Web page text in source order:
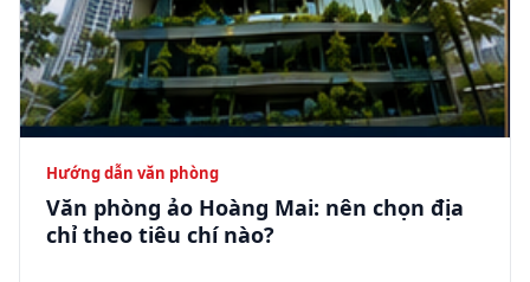
Hướng dẫn văn phòng
Văn phòng ảo Hoàng Mai: nên chọn địa
chỉ theo tiêu chí nào?